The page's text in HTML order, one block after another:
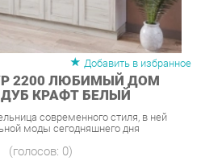
Добавить в избранное
2200 ЛЮБИМЫЙ ДОМ
КРАФТ БЕЛЫЙ
современного стиля, в ней
(голосов: 0)